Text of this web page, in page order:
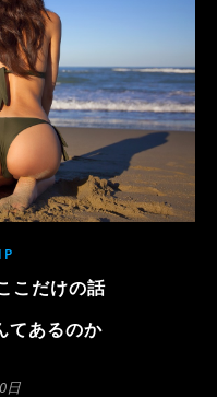
こだけの話
てあるのか
日